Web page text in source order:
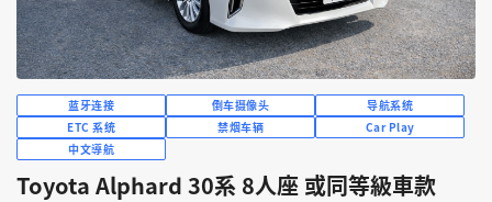
蓝牙连接 倒车摄像头
导航系统
ETC 系统
禁烟车辆
Car Play
中文導航
Toyota Alphard 30系 8人座 或同等級車款